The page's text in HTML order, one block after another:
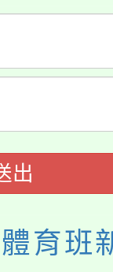
結果(
度第
結果(
學推廣
分析基
導中心
加。
出
育班